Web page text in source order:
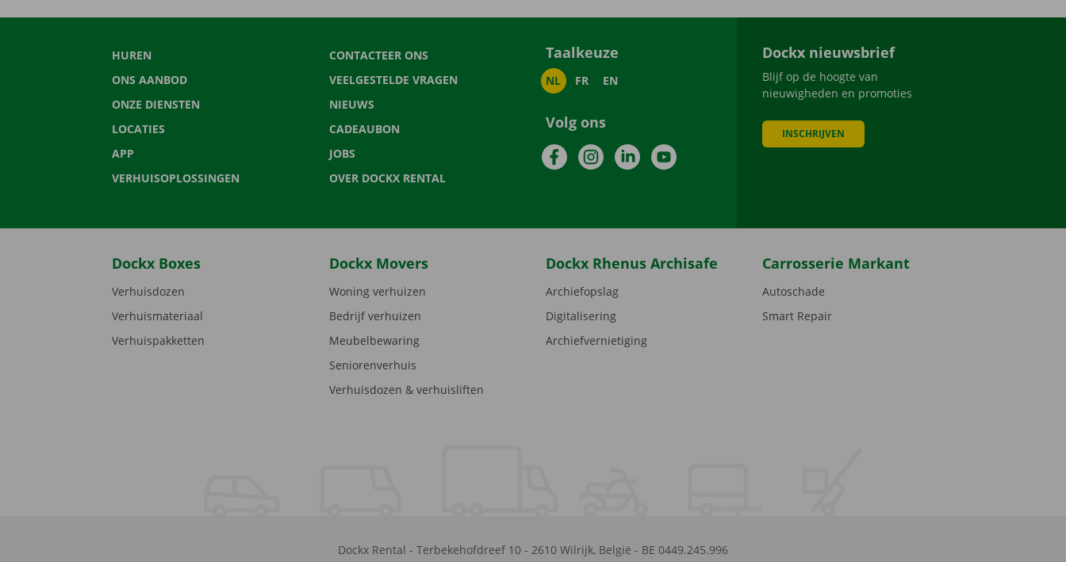
HUREN
ONS AANBOD
ONZE DIENSTEN
LOCATIES
APP
VERHUISOPLOSSINGEN
CONTACTEER ONS
VEELGESTELDE VRAGEN
NIEUWS
CADEAUBON
JOBS
OVER DOCKX RENTAL
Taalkeuze
NL FR EN
Volg ons
FacebookInstagramLinkedInYouTube
Dockx nieuwsbrief
Blijf op de hoogte van
nieuwigheden en promoties
INSCHRIJVEN
Dockx Boxes
Verhuisdozen
Verhuismateriaal
Verhuispakketten
Dockx Movers
Woning verhuizen
Bedrijf verhuizen
Meubelbewaring
Seniorenverhuis
Verhuisdozen & verhuisliften
Dockx Rhenus Archisafe
Archiefopslag
Digitalisering
Archiefvernietiging
Carrosserie Markant
Autoschade
Smart Repair
Dockx Rental - Terbekehofdreef 10- 2610 Wilrijk, België - BE 0449.245.996